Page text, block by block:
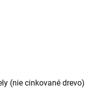
(nie cinkované drevo)